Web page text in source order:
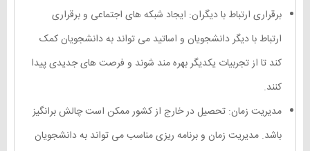
برقراری ارتباط با دیگران: ایجاد شبکه های اجتماعی و برقراری
ارتباط با دیگر دانشجویان و اساتید می تواند به دانشجویان کمک
کند تا از تجربیات یکدیگر بهره مند شوند و فرصت های جدیدی پیدا
کنند.
مدیریت زمان: تحصیل در خارج از کشور ممکن است چالش برانگیز
باشد. مدیریت زمان و برنامه ریزی مناسب می تواند به دانشجویان